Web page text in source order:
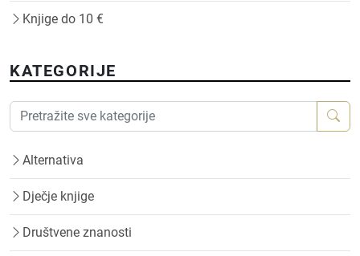
Knjige do 10 €
KATEGORIJE
Alternativa
Dječje knjige
Društvene znanosti